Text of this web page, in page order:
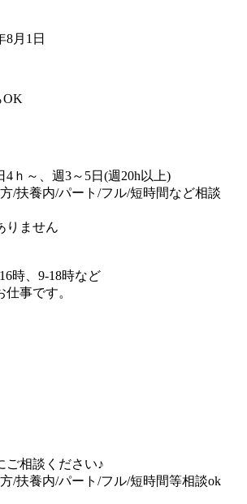
8月1日
OK
4ｈ～、週3～5日(週20h以上)
/扶養内/パート/フル/短時間など相談
りません
時、9-18時など
事です。
相談ください♪
/扶養内/パート/フル/短時間等相談ok